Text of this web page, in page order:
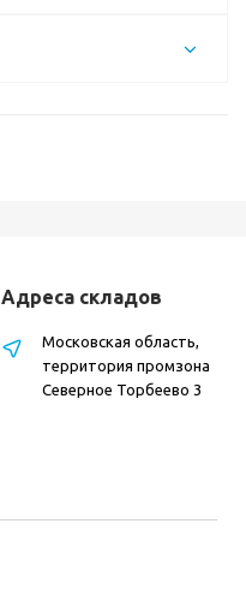
Адреса складов
Московская область,
территория промзона
Северное Торбеево 3